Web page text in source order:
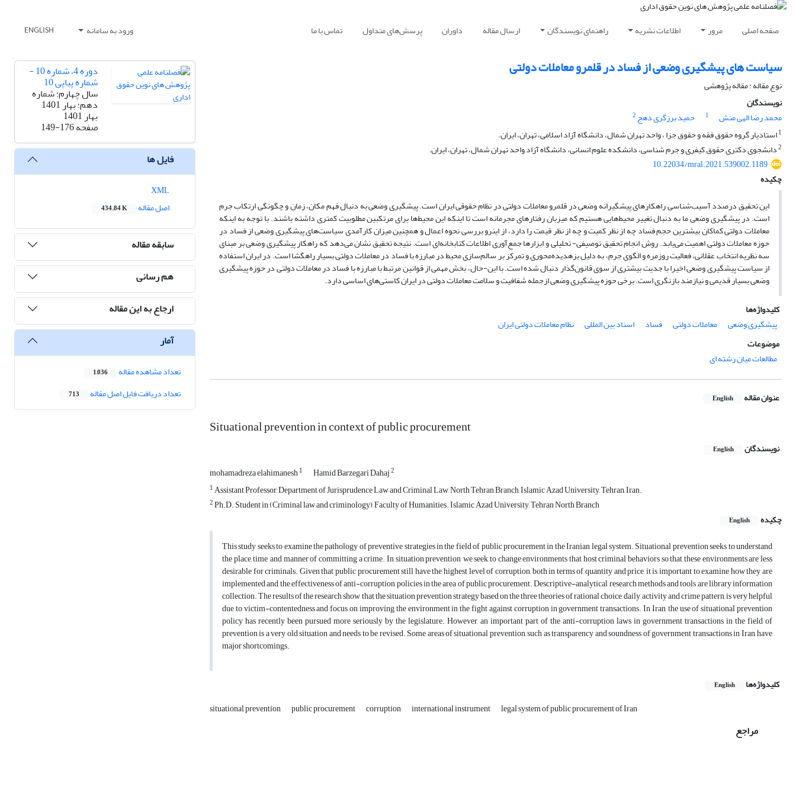
صفحه اصلی مرور اطلاعات نشریه راهنمای نویسندگان ارسال مقاله داوران پرسش‌های متداول تماس با ما ورود به سامانه ENGLISH
سیاست های پیشگیری وضعی از فساد در قلمرو معاملات دولتی
نوع مقاله : مقاله پژوهشی
نویسندگان
محمد رضا الهی منش
1 حمید برزگری دهج 2
1استادیار گروه حقوق فقه و حقوق جزا ، واحد تهران شمال، دانشگاه آزاد اسلامی، تهران، ایران.
2دانشجوی دکتری حقوق کیفری و جرم شناسی، دانشکده علوم انسانی، دانشگاه آزاد واحد تهران شمال، تهران، ایران.
10.22034/mral.2021.539002.1189
چکیده
این تحقیق درصدد آسیب‌شناسی راهکارهای پیشگیرانه وضعی در قلمرو معاملات دولتی در نظام حقوقی ایران است. پیشگیری وضعی به دنبال فهم مکان، زمان و چگونگی ارتکاب جرم
است. در پیشگیری وضعی ما به دنبال تغییر محیط‌هایی هستیم که میزبان رفتارهای مجرمانه است تا اینکه این محیط‌ها برای مرتکبین مطلوبیت کمتری داشته باشند. با توجه به اینکه
معاملات دولتی کماکان بیشترین حجم فساد چه از نظر کمیت و چه از نظر قیمت را دارد، از اینرو بررسی نحوه اعمال و همچنین میزان کارآمدی سیاست‌های پیشگیری وضعی از فساد در
حوزه معاملات دولتی اهمیت می‌یابد. روش انجام تحقیق توصیفی- تحلیلی و ابزارها جمع‌آوری اطلاعات کتابخانه‌ای است. نتیجه تحقیق نشان می‌دهد که راهکار پیشگیری وضعی بر مبنای
سه نظریه انتخاب عقلانی، فعالیت روزمره و الگوی جرم، به دلیل بزهدیده‌محوری و تمرکز بر سالم‌سازی محیط در مبارزه با فساد در معاملات دولتی بسیار راهگشا است. در ایران استفاده
از سیاست پیشگیری وضعی اخیرا با جدیت بیشتری از سوی قانون‌گذار دنبال شده است. با این-حال، بخش مهمی از قوانین مرتبط با مبارزه با فساد در معاملات دولتی در حوزه پیشگیری
وضعی بسیار قدیمی و نیازمند بازنگری است. برخی حوزه پیشگیری وضعی ازجمله شفافیت و سلامت معاملات دولتی در ایران کاستی‌های اساسی دارد.
کلیدواژه‌ها
پیشگیری وضعی
معاملات دولتی فساد اسناد بین المللی
نظام معاملات دولتی ایران
موضوعات
مطالعات میان رشته ای
عنوان مقاله English
Situational prevention in context of public procurement
نویسندگان English
mohamadreza elahimanesh1 Hamid Barzegari Dahaj2
1Assistant Professor, Department of Jurisprudence Law and Criminal Law, North Tehran Branch, Islamic Azad University, Tehran, Iran.
2Ph.D. Student in (Criminal law and criminology), Faculty of Humanities. Islamic Azad University, Tehran North Branch
چکیده
English
This study seeks to examine the pathology of preventive strategies in the field of public procurement in the Iranian legal system. Situational prevention seeks to understand
the place, time, and manner of committing a crime. In situation prevention, we seek to change environments that host criminal behaviors so that these environments are less
desirable for criminals. Given that public procurement still have the highest level of corruption, both in terms of quantity and price, it is important to examine how they are
implemented and the effectiveness of anti-corruption policies in the area of public procurement. Descriptive-analytical research methods and tools are library information
collection. The results of the research show that the situation prevention strategy based on the three theories of rational choice, daily activity and crime pattern, is very helpful
due to victim-contentedness and focus on improving the environment in the fight against corruption in government transactions. In Iran, the use of situational prevention
policy has recently been pursued more seriously by the legislature. However, an important part of the anti-corruption laws in government transactions in the field of
prevention is a very old situation and needs to be revised. Some areas of situational prevention, such as transparency and soundness of government transactions in Iran, have
major shortcomings.
کلیدواژه‌ها English
situational prevention public procurement corruption international instrument legal system of public procurement of Iran
مراجع
دوره 4، شماره 10 -
شماره پیاپی 10
سال چهارم؛ شماره
دهم؛ بهار 1401
بهار 1401
صفحه149-176
فایل ها
اصل مقاله
434.84 K
سابقه مقاله
هم رسانی
ارجاع به این مقاله
آمار
تعداد مشاهده مقاله 1,036
تعداد دریافت فایل اصل مقاله 713